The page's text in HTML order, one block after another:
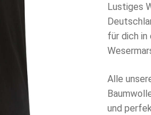
Lustiges
für dich
Alle
und